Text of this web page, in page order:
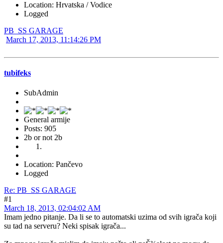
Location: Hrvatska / Vodice
Logged
PB_SS GARAGE
March 17, 2013, 11:14:26 PM
tubifeks
SubAdmin
General armije
Posts: 905
2b or not 2b
Location: Pančevo
Logged
Re: PB_SS GARAGE
#1
March 18, 2013, 02:04:02 AM
Imam jedno pitanje. Da li se to automatski uzima od svih igrača koji
su tad na serveru? Neki spisak igrača...